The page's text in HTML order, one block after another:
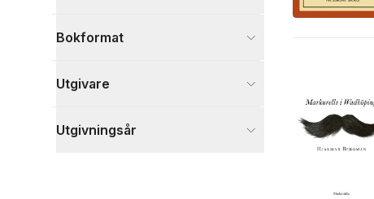
Bokformat
Utgivare
Utgivningsår